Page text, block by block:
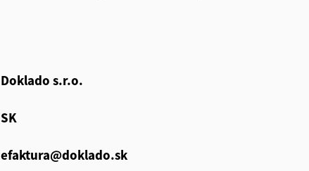
Doklado s.r.o.
SK
efaktura@doklado.sk